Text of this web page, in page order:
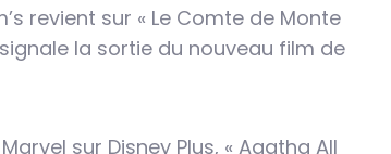
revient sur « Le Comte de Monte
la sortie du nouveau film de
sur Disney Plus, « Agatha All